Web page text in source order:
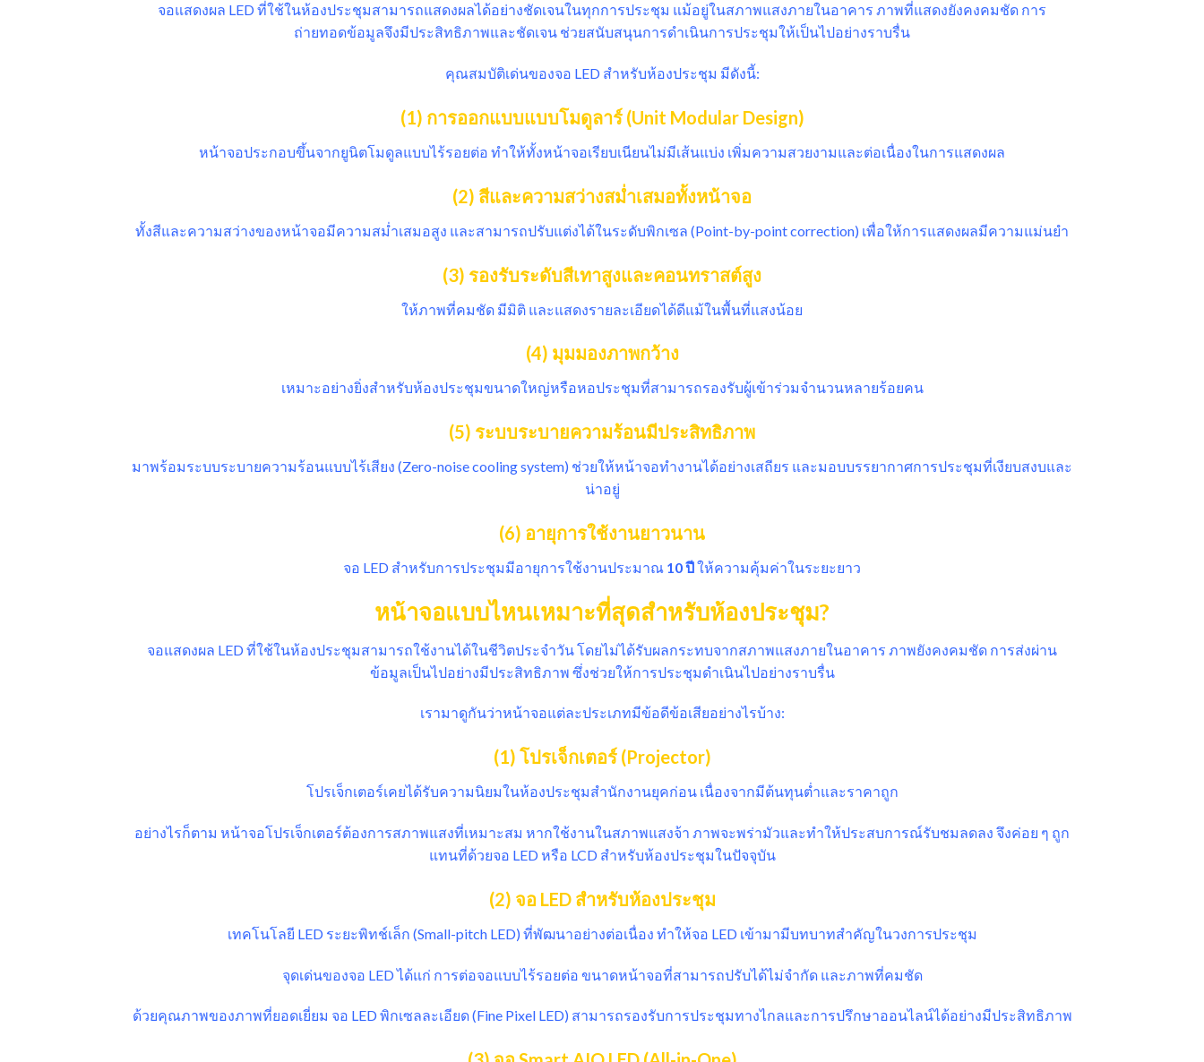
จอแสดงผล LED ที่ใช้ในห้องประชุมสามารถแสดงผลได้อย่างชัดเจนในทุกการประชุม แม้อยู่ในสภาพแสงภายในอาคาร ภาพที่แสดงยังคงคมชัด การ
ถ่ายทอดข้อมูลจึงมีประสิทธิภาพและชัดเจน ช่วยสนับสนุนการดำเนินการประชุมให้เป็นไปอย่างราบรื่น
คุณสมบัติเด่นของจอ LED สำหรับห้องประชุม มีดังนี้:
(1) การออกแบบแบบโมดูลาร์ (Unit Modular Design)
หน้าจอประกอบขึ้นจากยูนิตโมดูลแบบไร้รอยต่อ ทำให้ทั้งหน้าจอเรียบเนียนไม่มีเส้นแบ่ง เพิ่มความสวยงามและต่อเนื่องในการแสดงผล
(2) สีและความสว่างสม่ำเสมอทั้งหน้าจอ
ทั้งสีและความสว่างของหน้าจอมีความสม่ำเสมอสูง และสามารถปรับแต่งได้ในระดับพิกเซล (Point-by-point correction) เพื่อให้การแสดงผลมีความแม่นยำ
(3) รองรับระดับสีเทาสูงและคอนทราสต์สูง
ให้ภาพที่คมชัด มีมิติ และแสดงรายละเอียดได้ดีแม้ในพื้นที่แสงน้อย
(4) มุมมองภาพกว้าง
เหมาะอย่างยิ่งสำหรับห้องประชุมขนาดใหญ่หรือหอประชุมที่สามารถรองรับผู้เข้าร่วมจำนวนหลายร้อยคน
(5) ระบบระบายความร้อนมีประสิทธิภาพ
มาพร้อมระบบระบายความร้อนแบบไร้เสียง (Zero-noise cooling system) ช่วยให้หน้าจอทำงานได้อย่างเสถียร และมอบบรรยากาศการประชุมที่เงียบสงบและ
น่าอยู่
(6) อายุการใช้งานยาวนาน
จอ LED สำหรับการประชุมมีอายุการใช้งานประมาณ 10 ปีให้ความคุ้มค่าในระยะยาว
หน้าจอแบบไหนเหมาะที่สุดสำหรับห้องประชุม?
จอแสดงผล LED ที่ใช้ในห้องประชุมสามารถใช้งานได้ในชีวิตประจำวัน โดยไม่ได้รับผลกระทบจากสภาพแสงภายในอาคาร ภาพยังคงคมชัด การส่งผ่าน
ข้อมูลเป็นไปอย่างมีประสิทธิภาพ ซึ่งช่วยให้การประชุมดำเนินไปอย่างราบรื่น
เรามาดูกันว่าหน้าจอแต่ละประเภทมีข้อดีข้อเสียอย่างไรบ้าง:
(1) โปรเจ็กเตอร์ (Projector)
โปรเจ็กเตอร์เคยได้รับความนิยมในห้องประชุมสำนักงานยุคก่อน เนื่องจากมีต้นทุนต่ำและราคาถูก
อย่างไรก็ตาม หน้าจอโปรเจ็กเตอร์ต้องการสภาพแสงที่เหมาะสม หากใช้งานในสภาพแสงจ้า ภาพจะพร่ามัวและทำให้ประสบการณ์รับชมลดลง จึงค่อย ๆ ถูก
แทนที่ด้วยจอ LED หรือ LCD สำหรับห้องประชุมในปัจจุบัน
(2) จอ LED สำหรับห้องประชุม
เทคโนโลยี LED ระยะพิทช์เล็ก (Small-pitch LED) ที่พัฒนาอย่างต่อเนื่อง ทำให้จอ LED เข้ามามีบทบาทสำคัญในวงการประชุม
จุดเด่นของจอ LED ได้แก่ การต่อจอแบบไร้รอยต่อ ขนาดหน้าจอที่สามารถปรับได้ไม่จำกัด และภาพที่คมชัด
ด้วยคุณภาพของภาพที่ยอดเยี่ยม จอ LED พิกเซลละเอียด (Fine Pixel LED) สามารถรองรับการประชุมทางไกลและการปรึกษาออนไลน์ได้อย่างมีประสิทธิภาพ